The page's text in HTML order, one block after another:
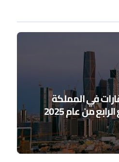
في المملكة